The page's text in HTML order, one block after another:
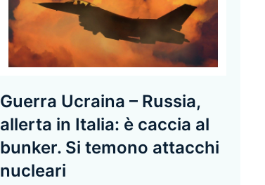
Guerra Ucraina – Russia,
allerta in Italia: è caccia al
bunker. Si temono attacchi
nucleari